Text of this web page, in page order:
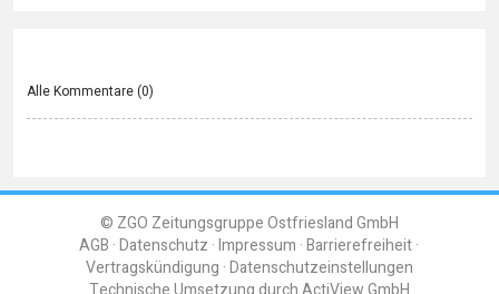
Alle Kommentare (0)
© ZGO Zeitungsgruppe Ostfriesland GmbH
AGB Datenschutz Impressum Barrierefreiheit
Vertragskündigung Datenschutzeinstellungen